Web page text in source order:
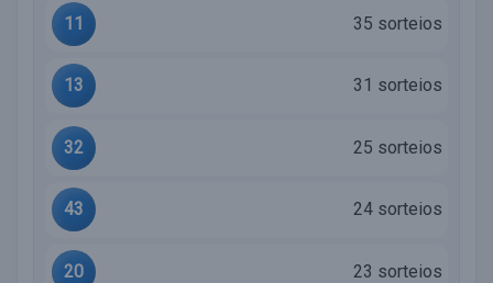
11 35 sorteios
13 31 sorteios
32 25 sorteios
43 24 sorteios
20 23 sorteios